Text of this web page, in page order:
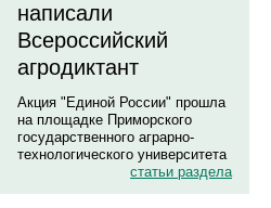
написали
Всероссийский
агродиктант
Акция "Единой России" прошла
на площадке Приморского
государственного аграрно-
технологического университета
статьи раздела